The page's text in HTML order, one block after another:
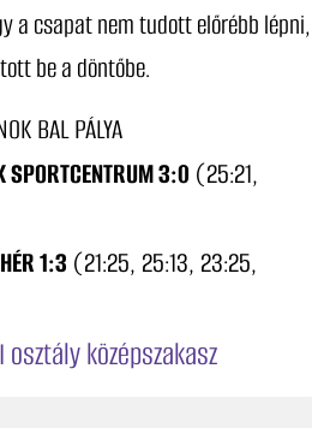
a csapat nem tudott előrébb lépni,
be a döntőbe.
BAL PÁLYA
SPORTCENTRUM 3:0 (25:21,
1:3 (21:25, 25:13, 23:25,
osztály középszakasz